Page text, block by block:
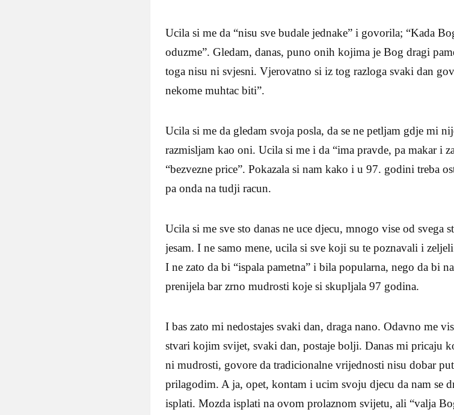
Ucila si me da “nisu sve budale jednake” i govorila; “Kada
oduzme”. Gledam, danas, puno onih kojima je Bog dragi
toga nisu ni svjesni. Vjerovatno si iz tog razloga svaki dan
nekome muhtac biti”.
Ucila si me da gledam svoja posla, da se ne petljam gdje mi
razmisljam kao oni. Ucila si me i da “ima pravde, pa makar i
“bezvezne price”. Pokazala si nam kako i u 97. godini treba
pa onda na tudji racun.
Ucila si me sve sto danas ne uce djecu, mnogo vise od svega
jesam. I ne samo mene, ucila si sve koji su te poznavali i
I ne zato da bi “ispala pametna” i bila popularna, nego da bi
prenijela bar zrno mudrosti koje si skupljala 97 godina.
I bas zato mi nedostajes svaki dan, draga nano. Odavno me
stvari kojim svijet, svaki dan, postaje bolji. Danas mi pricaju
ni mudrosti, govore da tradicionalne vrijednosti nisu dobar
prilagodim. A ja, opet, kontam i ucim svoju djecu da nam se
isplati. Mozda isplati na ovom prolaznom svijetu, ali “valja